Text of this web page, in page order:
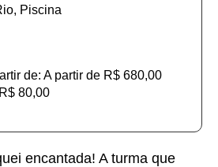
Piscina
de: A partir de R$ 680,00
80,00
encantada! A turma que